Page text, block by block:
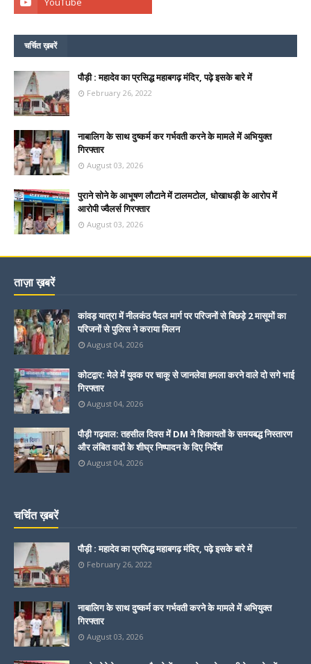
चर्चित ख़बरें
पौड़ी : महादेव का प्रसिद्ध महाबगढ़ मंदिर, पढ़े इसके बारे में
February 26, 2022
नाबालिग के साथ दुष्कर्म कर गर्भवती करने के मामले में अभियुक्त
गिरफ्तार
August 03, 2026
पुराने सोने के आभूषण लौटाने में टालमटोल, धोखाधड़ी के आरोप में
आरोपी ज्वैलर्स गिरफ्तार
August 03, 2026
ताज़ा ख़बरें
कांवड़ यात्रा में नीलकंठ पैदल मार्ग पर परिजनों से बिछड़े 2 मासूमों का
परिजनों से पुलिस ने कराया मिलन
August 04, 2026
कोटद्वार: मेले में युवक पर चाकू से जानलेवा हमला करने वाले दो सगे भाई
गिरफ्तार
August 04, 2026
पौड़ी गढ़वाल: तहसील दिवस में DM ने शिकायतों के समयबद्ध निस्तारण
और लंबित वादों के शीघ्र निष्पादन के दिए निर्देश
August 04, 2026
चर्चित ख़बरें
पौड़ी : महादेव का प्रसिद्ध महाबगढ़ मंदिर, पढ़े इसके बारे में
February 26, 2022
नाबालिग के साथ दुष्कर्म कर गर्भवती करने के मामले में अभियुक्त
गिरफ्तार
August 03, 2026